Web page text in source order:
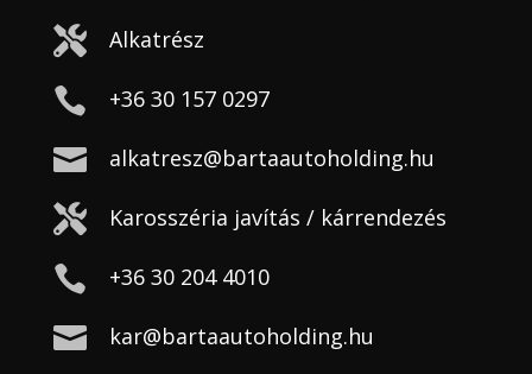
 Alkatrész
 +36 30 157 0297
 alkatresz@bartaautoholding.hu
 Karosszéria javítás / kárrendezés
 +36 30 204 4010
 kar@bartaautoholding.hu